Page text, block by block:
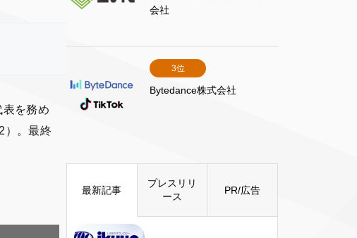
を務め
）。最終
会社
3位
Bytedance株式会社
最新記事
プレスリリ
ース
PR/広告